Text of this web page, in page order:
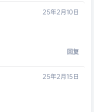
25年2月10日
回复
25年2月15日